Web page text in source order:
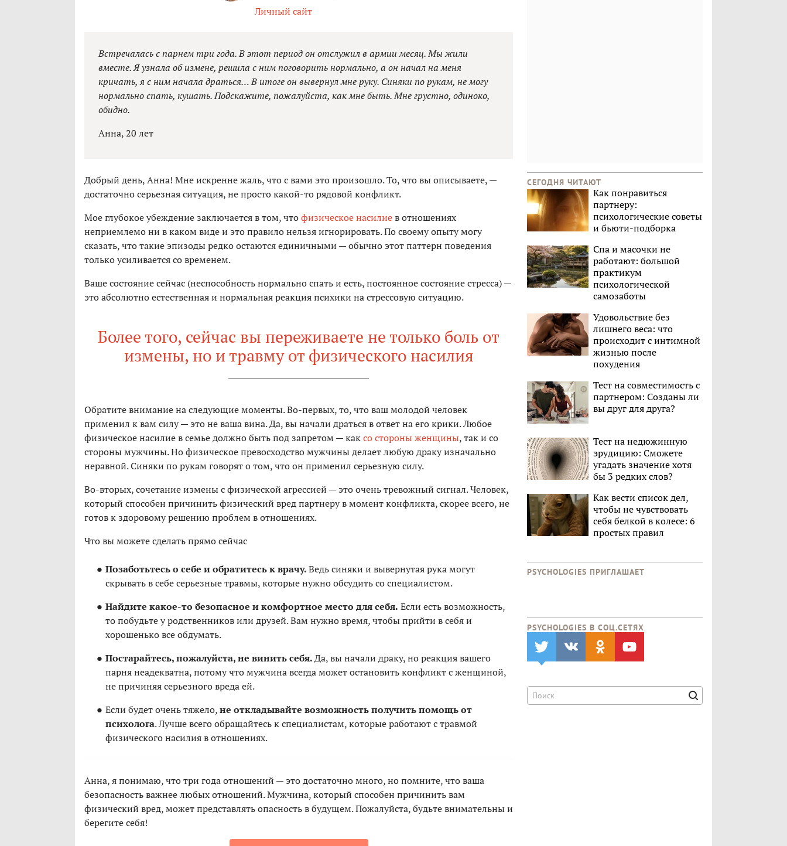
Личный сайт
Встречалась с парнем три года. В этот период он отслужил в армии месяц. Мы жили
вместе. Я узнала об измене, решила с ним поговорить нормально, а он начал на меня
кричать, я с ним начала драться… В итоге он вывернул мне руку. Синяки по рукам, не могу
нормально спать, кушать. Подскажите, пожалуйста, как мне быть. Мне грустно, одиноко,
обидно.
Анна, 20 лет
Добрый день, Анна! Мне искренне жаль, что с вами это произошло. То, что вы описываете, —
достаточно серьезная ситуация, не просто какой-то рядовой конфликт.
Мое глубокое убеждение заключается в том, чтофизическое насилиев отношениях
неприемлемо ни в каком виде и это правило нельзя игнорировать. По своему опыту могу
сказать, что такие эпизоды редко остаются единичными — обычно этот паттерн поведения
только усиливается со временем.
Ваше состояние сейчас (неспособность нормально спать и есть, постоянное состояние стресса) —
это абсолютно естественная и нормальная реакция психики на стрессовую ситуацию.
Более того, сейчас вы переживаете не только боль от
измены, но и травму от физического насилия
Обратите внимание на следующие моменты. Во-первых, то, что ваш молодой человек
применил к вам силу — это не ваша вина. Да, вы начали драться в ответ на его крики. Любое
физическое насилие в семье должно быть под запретом — каксо стороны женщины, так и со
стороны мужчины. Но физическое превосходство мужчины делает любую драку изначально
неравной. Синяки по рукам говорят о том, что он применил серьезную силу.
Во-вторых, сочетание измены с физической агрессией — это очень тревожный сигнал. Человек,
который способен причинить физический вред партнеру в момент конфликта, скорее всего, не
готов к здоровому решению проблем в отношениях.
Что вы можете сделать прямо сейчас
Позаботьтесь о себе и обратитесь к врачу.Ведь синяки и вывернутая рука могут
скрывать в себе серьезные травмы, которые нужно обсудить со специалистом.
Найдите какое-то безопасное и комфортное место для себя. Если есть возможность,
то побудьте у родственников или друзей. Вам нужно время, чтобы прийти в себя и
хорошенько все обдумать.
Постарайтесь, пожалуйста, не винить себя.Да, вы начали драку, но реакция вашего
парня неадекватна, потому что мужчина всегда может остановить конфликт с женщиной,
не причиняя серьезного вреда ей.
Если будет очень тяжело,не откладывайте возможность получить помощьот
психолога. Лучше всего обращайтесь к специалистам, которые работают с травмой
физического насилия в отношениях.
Анна, я понимаю, что три года отношений — это достаточно много, но помните, что ваша
безопасность важнее любых отношений. Мужчина, который способен причинить вам
физический вред, может представлять опасность в будущем. Пожалуйста, будьте внимательны и
берегите себя!
СЕГОДНЯ ЧИТАЮТ
Как понравиться
партнеру:
психологические советы
и бьюти-подборка
Спа и масочки не
работают: большой
практикум
психологической
самозаботы
Удовольствие без
лишнего веса: что
происходит с интимной
жизнью после
похудения
Тест на совместимость с
партнером: Созданы ли
вы друг для друга?
Тест на недюжинную
эрудицию: Сможете
угадать значение хотя
бы 3 редких слов?
Как вести список дел,
чтобы не чувствовать
себя белкой в колесе: 6
простых правил
PSYCHOLOGIES ПРИГЛАШАЕТ
PSYCHOLOGIES В CОЦ.СЕТЯХ